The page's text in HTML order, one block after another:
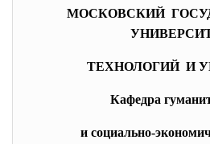
МОСКОВСКИЙ
ТЕХНОЛОГИЙ И
Кафедра
и социально-